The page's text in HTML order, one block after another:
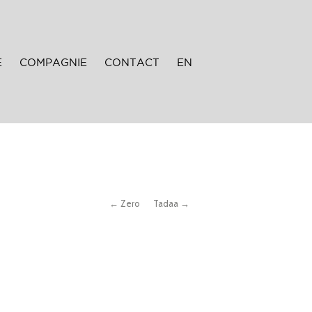
COMPAGNIE CONTACT EN
← Zero Tadaa →